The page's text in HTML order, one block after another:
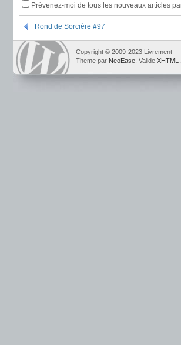
Prévenez-moi de tous les nouveaux articles
Rond de Sorcière #97
Copyright © 2009-2023 Livrement
Theme par NeoEase . Valide XHTML